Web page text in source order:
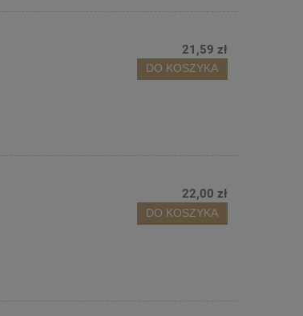
21,59 zł
DO KOSZYKA
22,00 zł
DO KOSZYKA